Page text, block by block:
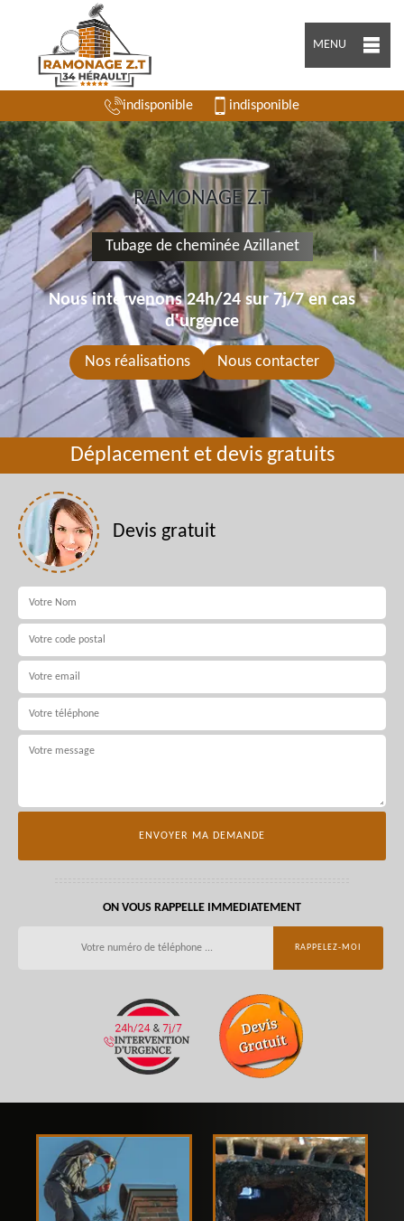
MENU
indisponible indisponible
RAMONAGE Z.T
Tubage de cheminée Azillanet
Nous intervenons 24h/24 sur 7j/7 en cas
d'urgence
Nos réalisations Nous contacter
Déplacement et devis gratuits
Devis gratuit
ON VOUS RAPPELLE IMMEDIATEMENT